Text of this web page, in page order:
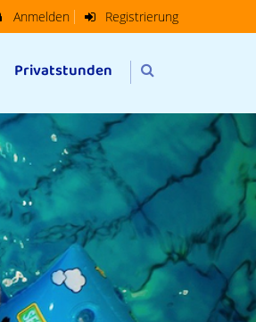
Anmelden Registrierung
Privatstunden